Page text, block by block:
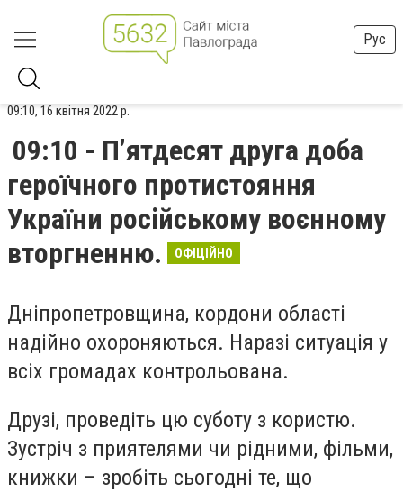
Рус
09:10, 16 квітня 2022 р.
09:10 - П’ятдесят друга доба
героїчного протистояння
України російському воєнному
вторгненню.
ОФІЦІЙНО
Дніпропетровщина, кордони області
надійно охороняються. Наразі ситуація у
всіх громадах контрольована.
Друзі, проведіть цю суботу з користю.
Зустріч з приятелями чи рідними, фільми,
книжки – зробіть сьогодні те, що